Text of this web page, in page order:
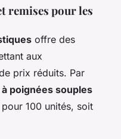
remises pour les
offre des
aux
prix réduits. Par
poignées souples
100 unités, soit